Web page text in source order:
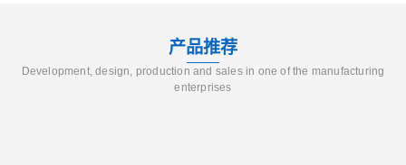
产品推荐
Development, design, production and sales in one of the manufacturing
enterprises